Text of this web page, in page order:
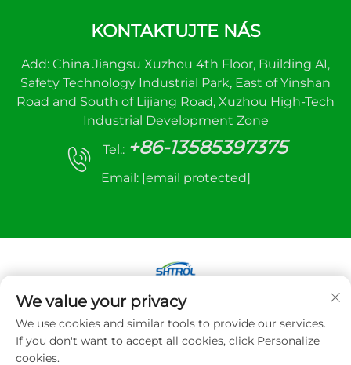
KONTAKTUJTE NÁS
Add: China Jiangsu Xuzhou 4th Floor, Building A1,
Safety Technology Industrial Park, East of Yinshan
Road and South of Lijiang Road, Xuzhou High-Tech
Industrial Development Zone
Tel.: +86-13585397375
Email: [email protected]
Copyright © 2025 Xuzhou sanhe automatic
control equipment Co.,LTD. Všetky práva
vyhradené
We value your privacy
We use cookies and similar tools to provide our services.
If you don't want to accept all cookies, click Personalize
cookies.